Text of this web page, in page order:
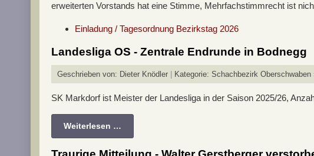
erweiterten Vorstands hat eine Stimme, Mehrfachstimmrecht ist
Einladung / Tagesordnung Bezirkstag 2026
Landesliga OS - Zentrale Endrunde in Bodnegg
Geschrieben von: Dieter Knödler Kategorie: Schachbezirk Oberschwaben
SK Markdorf ist Meister der Landesliga in der Saison 2025/26,
Weiterlesen …